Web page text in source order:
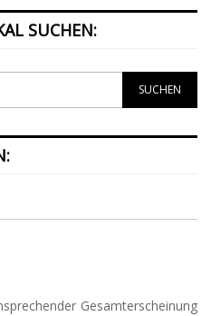
SUCHEN:
Gesamterscheinung